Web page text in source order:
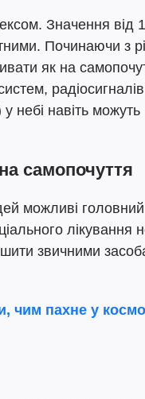
Значення від
Починаючи з
як на
радіосигналів
у небі навіть можуть
самопочуття
можливі головний
лікування
звичними
чим пахне у